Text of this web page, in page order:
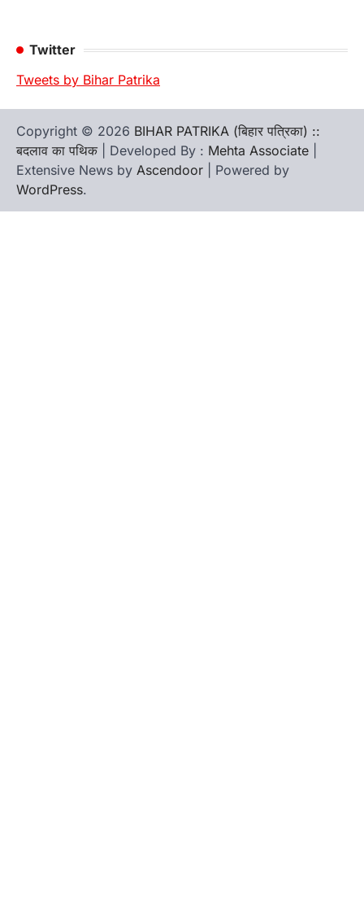
Twitter
Tweets by Bihar Patrika
Copyright © 2026 BIHAR PATRIKA (बिहार पत्रिका) ::
बदलाव का पथिक | Developed By : Mehta Associate
Extensive News by Ascendoor | Powered by
WordPress.